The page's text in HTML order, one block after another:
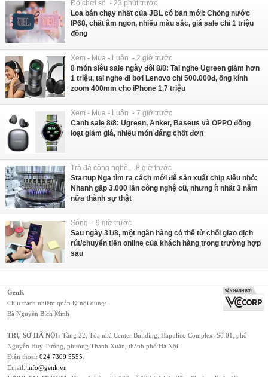
Đồ chơi số - 23 phút trước
Loa bán chạy nhất của JBL có bản mới: Chống nước
IP68, chất âm ngon, nhiều màu sắc, giá sale chỉ 1 triệu
đồng
Xem - Mua - Luôn - 2 giờ trước
8 món siêu sale ngày đôi 8/8: Tai nghe Ugreen giảm hơn
1 triệu, tai nghe đi bơi Lenovo chỉ 500.000đ, ống kính
zoom 400mm cho iPhone 1.7 triệu
Xem - Mua - Luôn - 7 giờ trước
Canh sale 8/8: Ugreen, Anker, Baseus và OPPO đồng
loạt giảm giá, nhiều món đáng chốt đơn
Trà đá công nghệ - 8 giờ trước
Startup Nga tìm ra cách mới để sản xuất chip siêu nhỏ:
Nhanh gấp 3.000 lần công nghệ cũ, nhưng ít nhất 3 năm
nữa thành sự thật
Sống - 9 giờ trước
Sau ngày 31/8, một ngân hàng có thể từ chối giao dịch
rút/chuyển tiền online của khách hàng trong trường hợp
sau
GenK
Chịu trách nhiệm quản lý nội dung:
Bà Nguyễn Bích Minh
TRỤ SỞ HÀ NỘI: Tầng 22, Tòa nhà Center Building, Hapulico Complex, Số 01, phố
Nguyễn Huy Tưởng, phường Thanh Xuân, thành phố Hà Nội
Điện thoại: 024 7309 5555
Email: info@genk.vn